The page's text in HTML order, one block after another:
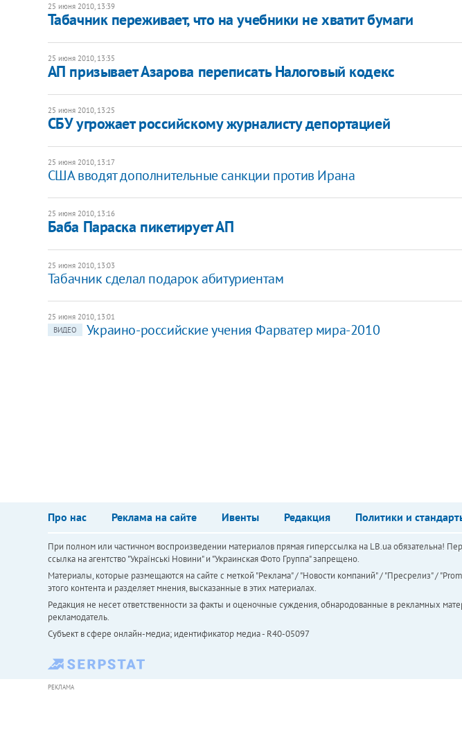
25 июня 2010, 13:39
Табачник переживает, что на учебники не хватит бумаги
25 июня 2010, 13:35
АП призывает Азарова переписать Налоговый кодекс
25 июня 2010, 13:25
СБУ угрожает российскому журналисту депортацией
25 июня 2010, 13:17
США вводят дополнительные санкции против Ирана
25 июня 2010, 13:16
Баба Параска пикетирует АП
25 июня 2010, 13:03
Табачник сделал подарок абитуриентам
25 июня 2010, 13:01
ВИДЕО
Украино-российские учения Фарватер мира-2010
Про нас Реклама на сайте Ивенты Редакция Политики и
При полном или частичном воспроизведении материалов прямая гиперссылка на LB.ua обязательна!
ссылка на агентство "Українськi Новини" и "Украинская Фото Группа" запрещено.
Материалы, которые размещаются на сайте с меткой "Реклама" / "Новости компаний" / "Пресрелиз" /
этого контента и разделяет мнения, высказанные в этих материалах.
Редакция не несет ответственности за факты и оценочные суждения, обнародованные в рекламных
рекламодатель.
Субъект в сфере онлайн-медиа; идентификатор медиа - R40-05097
РЕКЛАМА